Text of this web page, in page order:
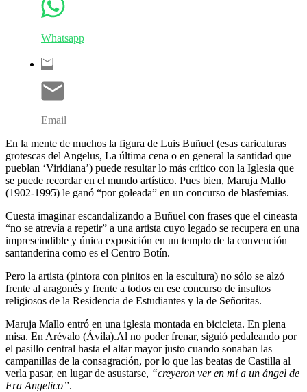
Whatsapp
Email
En la mente de muchos la figura de Luis Buñuel (esas caricaturas
grotescas del Angelus, La última cena o en general la santidad que
pueblan ‘Viridiana’) puede resultar lo más crítico con la Iglesia que
se puede recordar en el mundo artístico. Pues bien, Maruja Mallo
(1902-1995) le ganó “por goleada” en un concurso de blasfemias.
Cuesta imaginar escandalizando a Buñuel con frases que el cineasta
“no se atrevía a repetir” a una artista cuyo legado se recupera en una
imprescindible y única exposición en un templo de la convención
santanderina como es el Centro Botín.
Pero la artista (pintora con pinitos en la escultura) no sólo se alzó
frente al aragonés y frente a todos en ese concurso de insultos
religiosos de la Residencia de Estudiantes y la de Señoritas.
Maruja Mallo entró en una iglesia montada en bicicleta. En plena
misa. En Arévalo (Ávila).Al no poder frenar, siguió pedaleando por
el pasillo central hasta el altar mayor justo cuando sonaban las
campanillas de la consagración, por lo que las beatas de Castilla al
verla pasar, en lugar de asustarse, “creyeron ver en mí a un ángel de
Fra Angelico”.